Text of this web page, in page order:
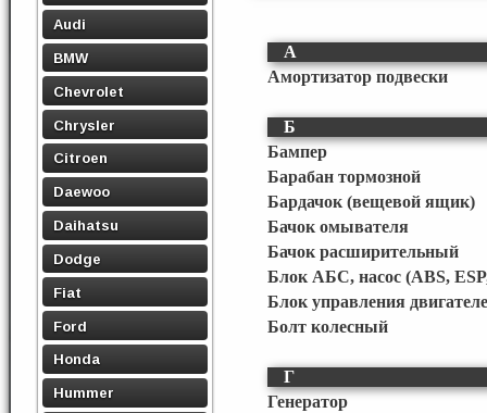
Audi
BMW
Chevrolet
Chrysler
Citroen
Daewoo
Daihatsu
Dodge
Fiat
Ford
Honda
Hummer
А
Амортизатор подвески
Б
Бампер
Барабан тормозной
Бардачок (вещевой ящик)
Бачок омывателя
Бачок расширительный
Блок АБС, насос (ABS,
Блок управления
Болт колесный
Г
Генератор